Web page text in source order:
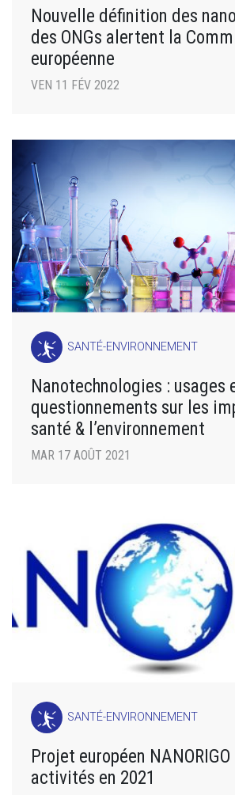
Nouvelle définition des
des ONGs alertent la
européenne
VEN 11 FÉV 2022
SANTÉ-ENVIRONNEMENT
Nanotechnologies : usages
questionnements sur les
santé & l’environnement
MAR 17 AOÛT 2021
SANTÉ-ENVIRONNEMENT
Projet européen NANORIGO
activités en 2021